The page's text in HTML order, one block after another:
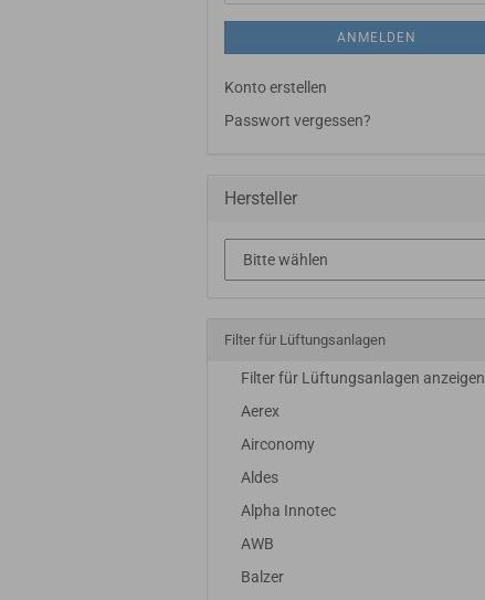
ANMELDEN
Konto erstellen
Passwort vergessen?
Hersteller
Filter für Lüftungsanlagen
Filter für Lüftungsanlagen anzeigen
Aerex
Airconomy
Aldes
Alpha Innotec
AWB
Balzer